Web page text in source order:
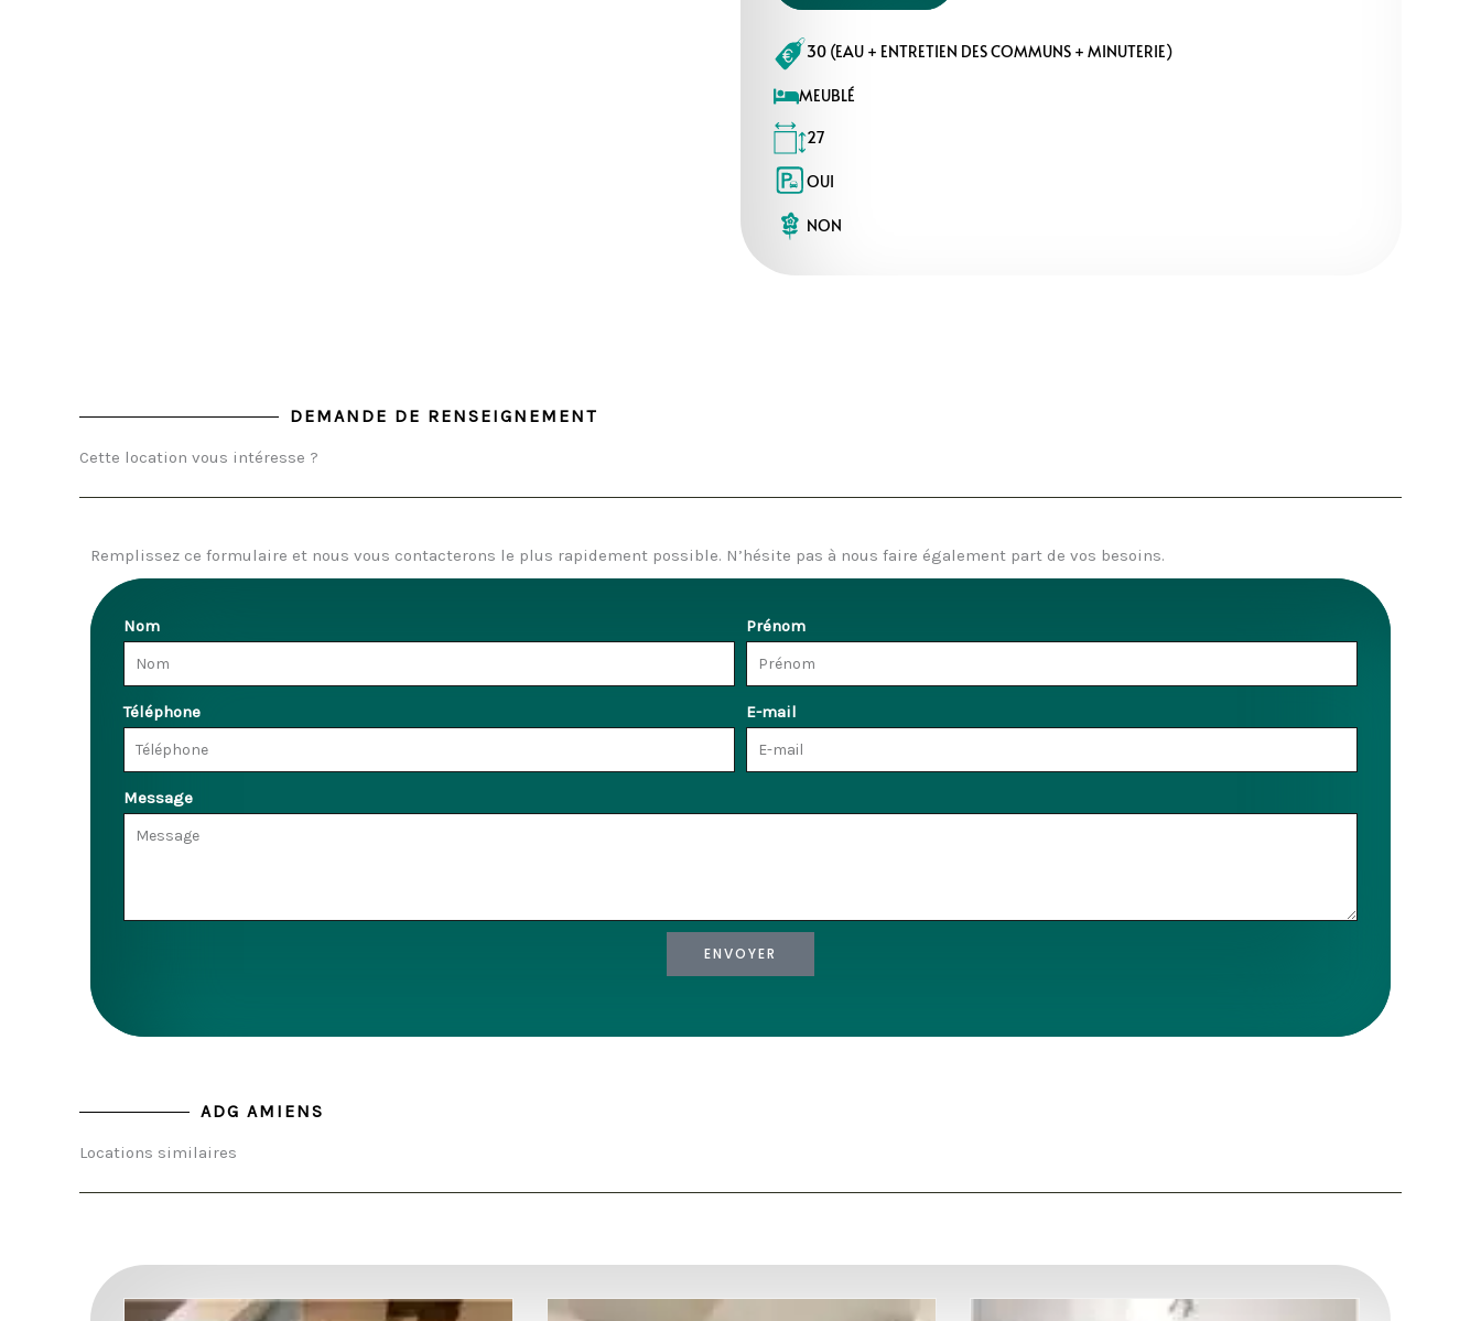
30 (EAU + ENTRETIEN DES COMMUNS + MINUTERIE)
MEUBLÉ
27
OUI
NON
DEMANDE DE RENSEIGNEMENT
Cette location vous intéresse ?
Remplissez ce formulaire et nous vous contacterons le plus rapidement possible. N’hésite pas à nous faire également part de vos besoins.
Nom Prénom
Téléphone E-mail
Message
ENVOYER
ADG AMIENS
Locations similaires